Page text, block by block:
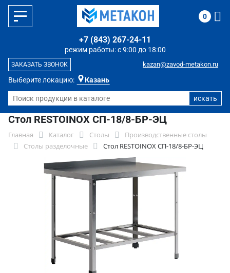
Выберите локацию: Казань
режим работы: с 9:00 до 18:00
+7 (843) 267-24-11
kazan@zavod-metakon.ru
ЗАКАЗАТЬ ЗВОНОК
0
Стол RESTOINOX СП-18/8-БР-ЭЦ
Главная Каталог Столы
Производственные столы
Столы разделочные
Стол RESTOINOX СП-18/8-БР-ЭЦ